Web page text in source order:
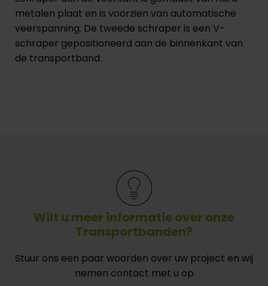
metalen plaat en is voorzien van automatische
veerspanning. De tweede schraper is een V-
schraper gepositioneerd aan de binnenkant van
de transportband.
Wilt u meer informatie over onze
Transportbanden?
Stuur ons een paar woorden over uw project en wij
nemen contact met u op